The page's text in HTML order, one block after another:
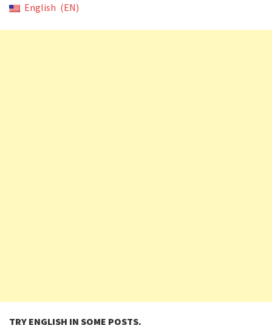
English
EN
TRY ENGLISH IN SOME POSTS.